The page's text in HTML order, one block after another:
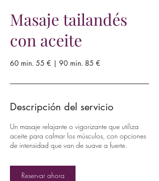
Masaje tailandés
con aceite
60 min. 55 € | 90 min. 85 €
Descripción del servicio
Un masaje relajante o vigorizante que utiliza
aceite para calmar los músculos, con opciones
de intensidad que van de suave a fuerte.
Reservar ahora